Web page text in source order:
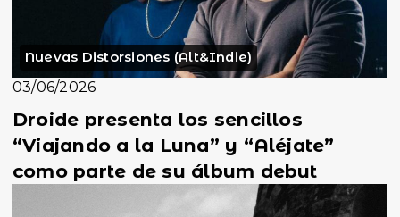
Nuevas Distorsiones (Alt&Indie)
03/06/2026
Droide presenta los sencillos
“Viajando a la Luna” y “Aléjate”
como parte de su álbum debut